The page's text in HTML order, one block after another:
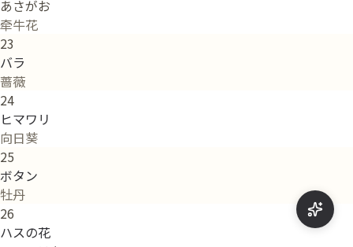
あさがお
牵牛花
23
バラ
蔷薇
24
ヒマワリ
向日葵
25
ボタン
牡丹
26
ハスの花